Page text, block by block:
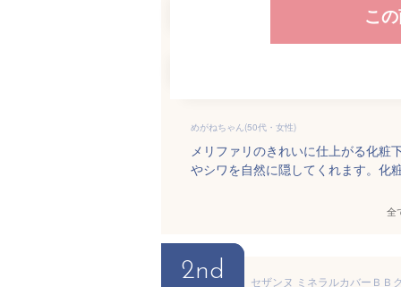
こ
めがねちゃん(50代・女性)
メリファリのきれいに仕上がる化
やシワを自然に隠してくれます。化
全
2nd